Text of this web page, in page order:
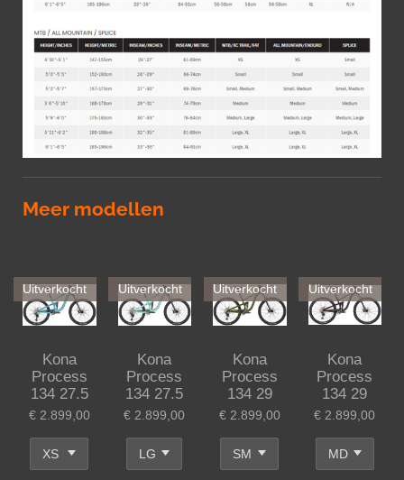
Meer modellen
Uitverkocht
Kona
Process
134 27.5
€ 2.899,00
Uitverkocht
Kona
Process
134 27.5
€ 2.899,00
Uitverkocht
Kona
Process
134 29
€ 2.899,00
Uitverkocht
Kona
Process
134 29
€ 2.899,00